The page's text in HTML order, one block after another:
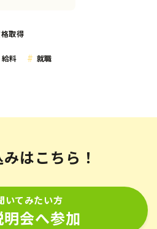
取得
給料 就職
はこちら！
いてみたい方
会へ参加